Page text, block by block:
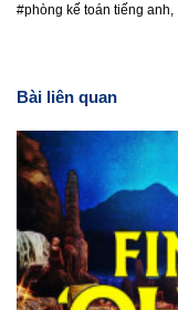
#phòng kế toán tiếng anh,
Bài liên quan